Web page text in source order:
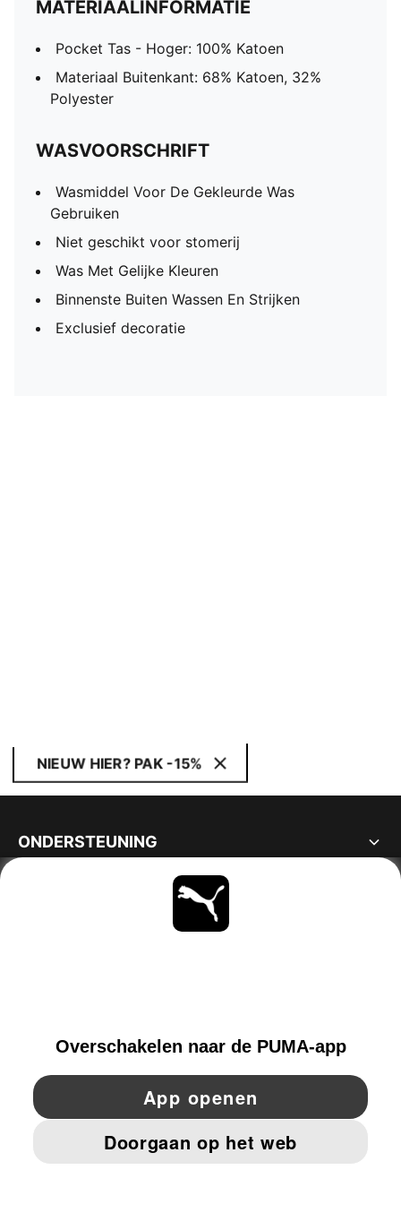
MATERIAALINFORMATIE
Pocket Tas - Hoger: 100% Katoen
Materiaal Buitenkant: 68% Katoen, 32%
Polyester
WASVOORSCHRIFT
Wasmiddel Voor De Gekleurde Was
Gebruiken
Niet geschikt voor stomerij
Was Met Gelijke Kleuren
Binnenste Buiten Wassen En Strijken
Exclusief decoratie
NIEUW HIER? PAK -15%
ONDERSTEUNING
YouTube Twitter
BEDRIJFSGEGEVENS EN JURIDISCHE GEGEVENS